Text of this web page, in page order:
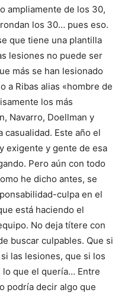
ampliamente de los 30,
los 30… pues eso.
que tiene una plantilla
lesiones no puede ser
más se han lesionado
a Ribas alias «hombre de
los más
Navarro, Doellman y
casualidad. Este año el
exigente y gente de esa
Pero aún con todo
he dicho antes, se
culpa en el
está haciendo el
No deja títere con
buscar culpables. Que si
las lesiones, que si los
lo que el quería… Entre
podría decir algo que